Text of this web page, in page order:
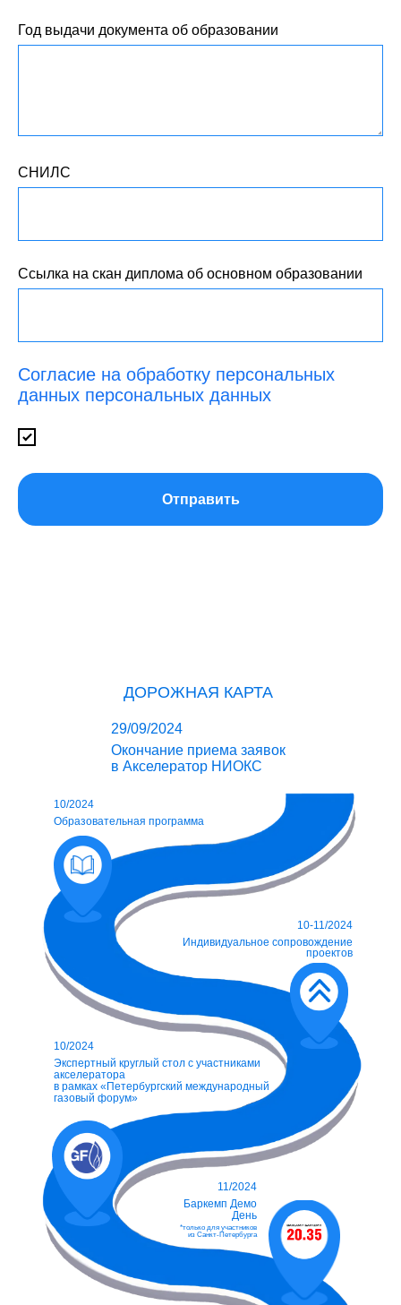
Год выдачи документа об образовании
СНИЛС
Ссылка на скан диплома об основном образовании
Согласие на обработку персональных
данных персональных данных
Отправить
ДОРОЖНАЯ КАРТА
Индивидуальное сопровождение
проектов
10-11/2024
Окончание приема заявок
в Акселератор НИОКС
29/09/2024
Экспертный круглый стол с участниками
акселератора
в рамках «Петербургский международный
газовый форум»
10/2024
Баркемп Демо
День
*только для участников
из Санкт-Петербурга
11/2024
Образовательная программа
10/2024